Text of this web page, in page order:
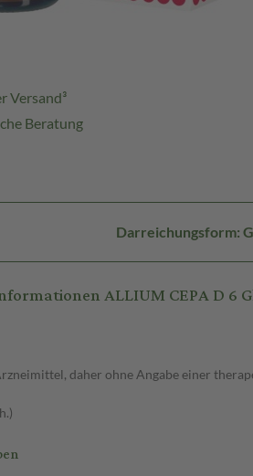
Versand³
Beratung
Darreichungsform:
ALLIUM CEPA D 6
daher ohne Angabe einer